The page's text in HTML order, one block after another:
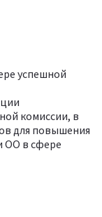
успешной
комиссии, в
для повышения
ОО в сфере